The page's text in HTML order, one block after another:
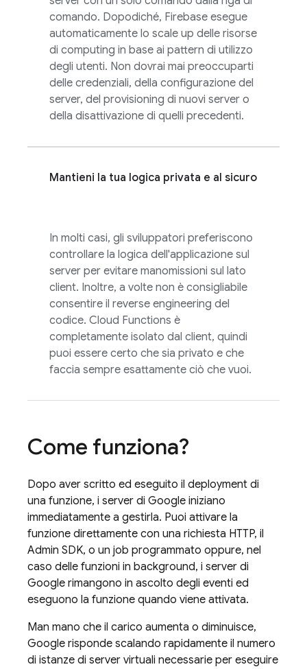
comando. Dopodiché, Firebase esegue
automaticamente lo scale up delle risorse
di computing in base ai pattern di utilizzo
degli utenti. Non dovrai mai preoccuparti
delle credenziali, della configurazione del
server, del provisioning di nuovi server o
della disattivazione di quelli precedenti.
Mantieni la tua logica privata e al sicuro
In molti casi, gli sviluppatori preferiscono
controllare la logica dell'applicazione sul
server per evitare manomissioni sul lato
client. Inoltre, a volte non è consigliabile
consentire il reverse engineering del
codice. Cloud Functions è
completamente isolato dal client, quindi
puoi essere certo che sia privato e che
faccia sempre esattamente ciò che vuoi.
Come funziona?
Dopo aver scritto ed eseguito il deployment di
una funzione, i server di Google iniziano
immediatamente a gestirla. Puoi attivare la
funzione direttamente con una richiesta HTTP, il
Admin SDK, o un job programmato oppure, nel
caso delle funzioni in background, i server di
Google rimangono in ascolto degli eventi ed
eseguono la funzione quando viene attivata.
Man mano che il carico aumenta o diminuisce,
Google risponde scalando rapidamente il numero
di istanze di server virtuali necessarie per eseguire